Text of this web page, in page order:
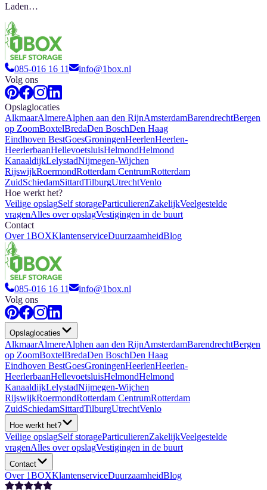
Laden…
085-016 16 11
info@1box.nl
Volg ons
Opslaglocaties
AlkmaarAlmereAlphen aan den RijnAmsterdamBarendrechtBergen
op ZoomBoxtelBredaDen BoschDen Haag
Eindhoven BestGoesGroningenHeerlenHeerlen-
HeerlerbaanHellevoetsluisHelmondHelmond
KanaaldijkLelystadNijmegen-Wijchen
RijswijkRoermondRotterdam CentrumRotterdam
ZuidSchiedamSittardTilburgUtrechtVenlo
Hoe werkt het?
Veilige opslagSelf storageParticulierenZakelijkVeelgestelde
vragenAlles over opslagVestigingen in de buurt
Contact
Over 1BOXKlantenserviceDuurzaamheidBlog
085-016 16 11
info@1box.nl
Volg ons
Opslaglocaties
AlkmaarAlmereAlphen aan den RijnAmsterdamBarendrechtBergen
op ZoomBoxtelBredaDen BoschDen Haag
Eindhoven BestGoesGroningenHeerlenHeerlen-
HeerlerbaanHellevoetsluisHelmondHelmond
KanaaldijkLelystadNijmegen-Wijchen
RijswijkRoermondRotterdam CentrumRotterdam
ZuidSchiedamSittardTilburgUtrechtVenlo
Hoe werkt het?
Veilige opslagSelf storageParticulierenZakelijkVeelgestelde
vragenAlles over opslagVestigingen in de buurt
Contact
Over 1BOXKlantenserviceDuurzaamheidBlog